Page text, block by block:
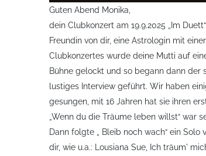
Guten Abend Monika,
dein Clubkonzert am 19.9.2025 „Im
Freundin von dir, eine Astrologin mit
Clubkonzertes wurde deine Mutti auf
Bühne gelockt und so begann dann der
lustiges Interview geführt. Wir haben
gesungen, mit 16 Jahren hat sie ihren
„Wenn du die Träume leben willst“ war
Dann folgte „ Bleib noch wach“ ein
dir, wie u.a.: Lousiana Sue, Ich träum'